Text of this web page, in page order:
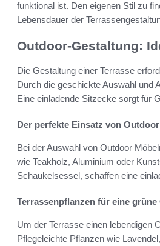
funktional ist. Den eigenen Stil zu
Lebensdauer der
Outdoor-Gestaltung:
Die Gestaltung einer Terrasse
Durch die geschickte Auswahl und
Eine einladende Sitzecke sorgt für
Der perfekte Einsatz von
Bei der Auswahl von Outdoor
wie Teakholz, Aluminium oder
Schaukelsessel, schaffen eine
Terrassenpflanzen für eine grüne
Um der Terrasse einen lebendigen
Pflegeleichte Pflanzen wie